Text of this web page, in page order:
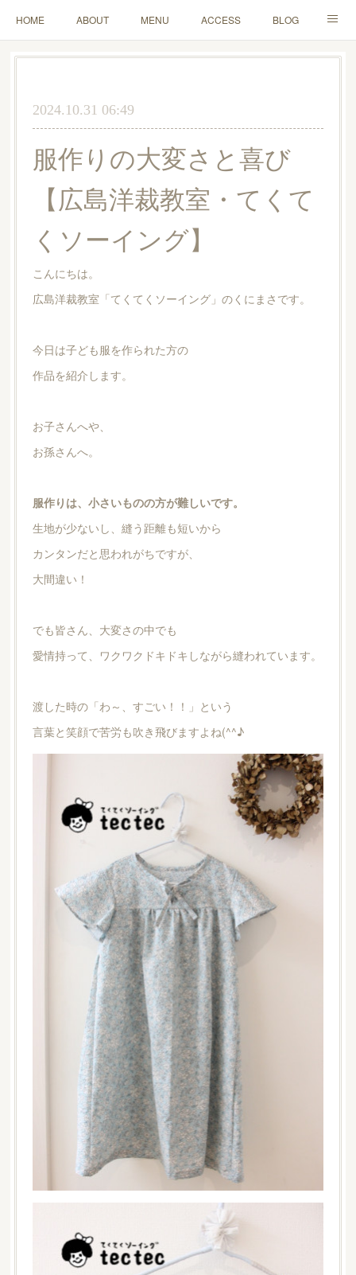
HOME ABOUT MENU ACCESS BLOG
MAIL
2024.10.31 06:49
服作りの大変さと喜び
【広島洋裁教室・てくて
くソーイング】
こんにちは。
広島洋裁教室「てくてくソーイング」のくにまさです。
今日は子ども服を作られた方の
作品を紹介します。
お子さんへや、
お孫さんへ。
服作りは、小さいものの方が難しいです。
生地が少ないし、縫う距離も短いから
カンタンだと思われがちですが、
大間違い！
でも皆さん、大変さの中でも
愛情持って、ワクワクドキドキしながら縫われています。
渡した時の「わ～、すごい！！」という
言葉と笑顔で苦労も吹き飛びますよね(^^♪